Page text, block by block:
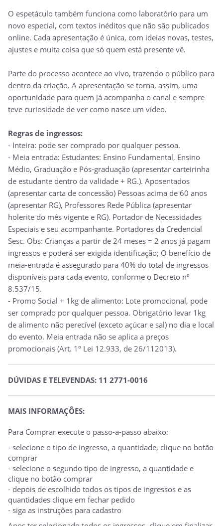
O espetáculo também funciona como laboratório para um
novo especial, com textos inéditos que não são publicados
online. Cada apresentação é única, com ideias novas, testes,
ajustes e muita coisa que só quem está presente vê.
Parte do processo acontece ao vivo, trazendo o público para
dentro da criação. A apresentação se torna, assim, uma
oportunidade para quem já acompanha o canal e sempre
teve curiosidade de ver como nasce um vídeo.
Regras de ingressos:
- Inteira: pode ser comprado por qualquer pessoa.
- Meia entrada: Estudantes: Ensino Fundamental, Ensino
Médio, Graduação e Pós-graduação (apresentar carteirinha
de estudante dentro da validade + RG.). Aposentados
(apresentar carta de concessão) Pessoas acima de 60 anos
(apresentar RG), Professores Rede Pública (apresentar
holerite do mês vigente e RG). Portador de Necessidades
Especiais e seu acompanhante. Portadores da Credencial
Sesc. Obs: Crianças a partir de 24 meses = 2 anos já pagam
ingressos e poderá ser exigida identificação; O benefício de
meia-entrada é assegurado para 40% do total de ingressos
disponíveis para cada evento, conforme o Decreto nº
8.537/15.
- Promo Social + 1kg de alimento: Lote promocional, pode
ser comprado por qualquer pessoa. Obrigatório levar 1kg
de alimento não perecível (exceto açúcar e sal) no dia e local
do evento. Meia entrada não se aplica a preços
promocionais (Art. 1º Lei 12.933, de 26/112013).
DÚVIDAS E TELEVENDAS: 11 2771-0016
MAIS INFORMAÇÕES:
Para Comprar execute o passo-a-passo abaixo:
- selecione o tipo de ingresso, a quantidade, clique no botão
comprar
- selecione o segundo tipo de ingresso, a quantidade e
clique no botão comprar
- depois de escolhido todos os tipos de ingressos e as
quantidades clique em fechar pedido
- siga as instruções para cadastro